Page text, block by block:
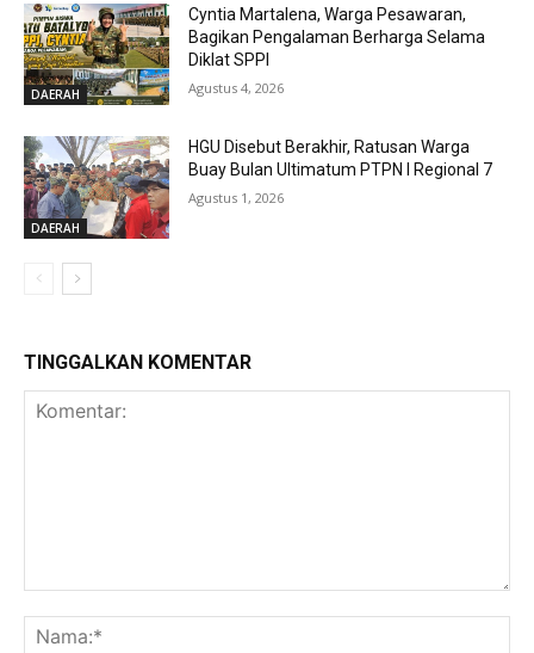
DAERAH
Cyntia Martalena, Warga Pesawaran,
Bagikan Pengalaman Berharga Selama
Diklat SPPI
Agustus 4, 2026
DAERAH
HGU Disebut Berakhir, Ratusan Warga
Buay Bulan Ultimatum PTPN I Regional 7
Agustus 1, 2026
TINGGALKAN KOMENTAR